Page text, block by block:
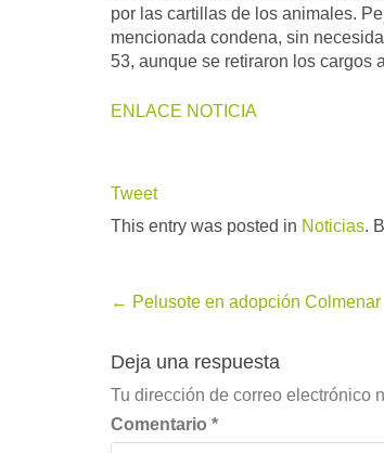
por las cartillas de los animales.
mencionada condena, sin
53, aunque se retiraron los cargos
ENLACE NOTICIA
Tweet
This entry was posted in Noticias.
Post
navigation
← Pelusote en adopción Colmenar
Deja una respuesta
Tu dirección de correo electrónico
Comentario *